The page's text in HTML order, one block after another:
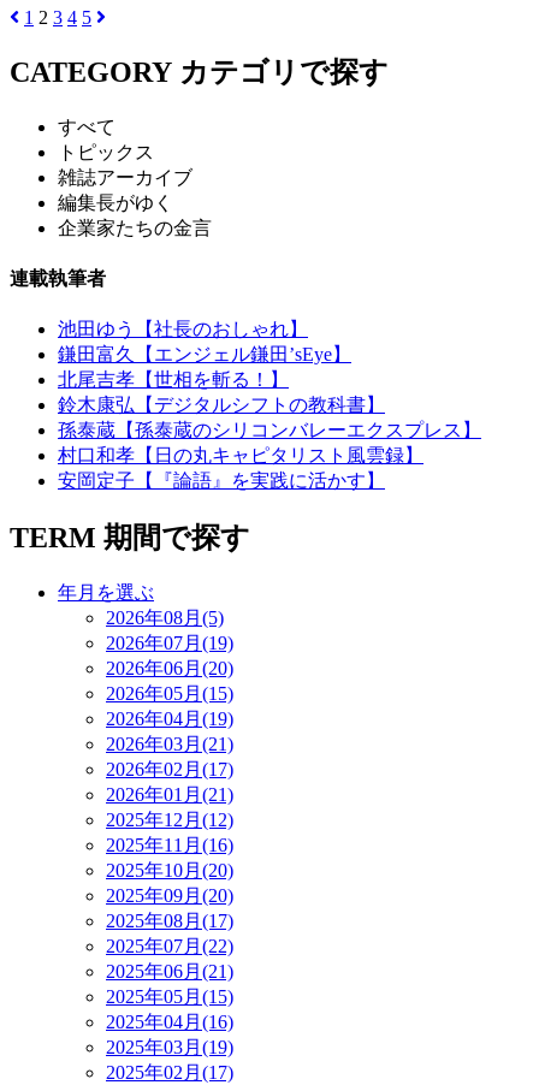
1 2 3 4 5
CATEGORY カテゴリで探す
すべて
トピックス
雑誌アーカイブ
編集長がゆく
企業家たちの金言
連載執筆者
池田ゆう【社長のおしゃれ】
鎌田富久【エンジェル鎌田’sEye】
北尾吉孝【世相を斬る！】
鈴木康弘【デジタルシフトの教科書】
孫泰蔵【孫泰蔵のシリコンバレーエクスプレス】
村口和孝【日の丸キャピタリスト風雲録】
安岡定子【『論語』を実践に活かす】
TERM 期間で探す
年月を選ぶ
2026年08月(5)
2026年07月(19)
2026年06月(20)
2026年05月(15)
2026年04月(19)
2026年03月(21)
2026年02月(17)
2026年01月(21)
2025年12月(12)
2025年11月(16)
2025年10月(20)
2025年09月(20)
2025年08月(17)
2025年07月(22)
2025年06月(21)
2025年05月(15)
2025年04月(16)
2025年03月(19)
2025年02月(17)